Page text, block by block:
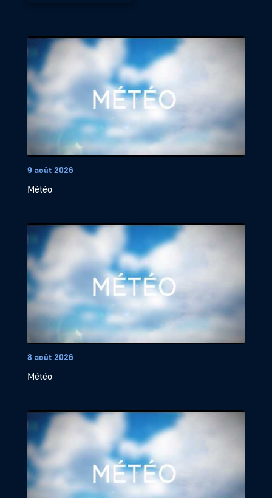
9 août 2026
Météo
8 août 2026
Météo